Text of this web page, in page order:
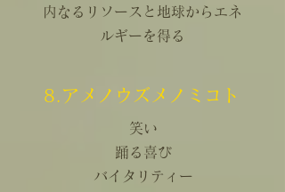
内なるリソースと地球からエネ
ルギーを得る
8.アメノウズメノミコト
笑い
踊る喜び
バイタリティー